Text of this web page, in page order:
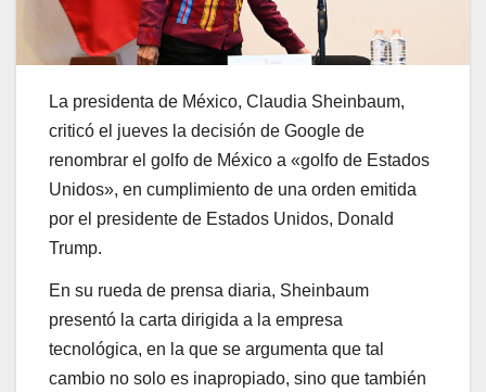
La presidenta de México, Claudia Sheinbaum,
criticó el jueves la decisión de Google de
renombrar el golfo de México a «golfo de Estados
Unidos», en cumplimiento de una orden emitida
por el presidente de Estados Unidos, Donald
Trump.
En su rueda de prensa diaria, Sheinbaum
presentó la carta dirigida a la empresa
tecnológica, en la que se argumenta que tal
cambio no solo es inapropiado, sino que también